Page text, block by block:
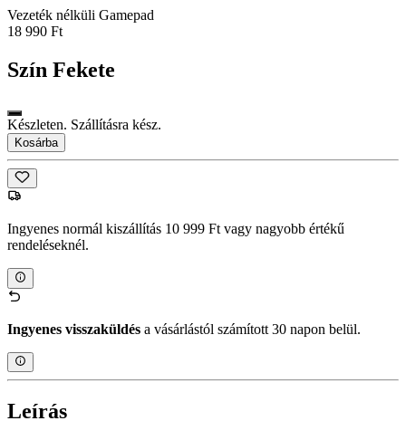
Vezeték nélküli Gamepad
18 990 Ft
Szín Fekete
Készleten. Szállításra kész.
Kosárba
Ingyenes normál kiszállítás 10 999 Ft vagy nagyobb értékű
rendeléseknél.
Ingyenes visszaküldés a vásárlástól számított 30 napon belül.
Leírás